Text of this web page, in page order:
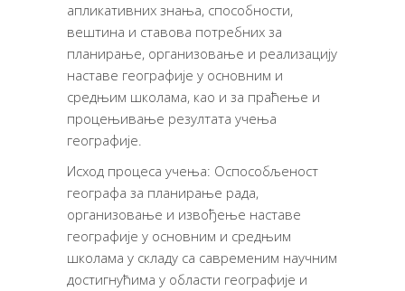
апликативних знања, способности,
вештина и ставова потребних за
планирање, организовање и реализацију
наставе географије у основним и
средњим школама, као и за праћење и
процењивање резултата учења
географије.
Исход процеса учења: Оспособљеност
географа за планирање рада,
организовање и извођење наставе
географије у основним и средњим
школама у складу са савременим научним
достигнућима у области географије и